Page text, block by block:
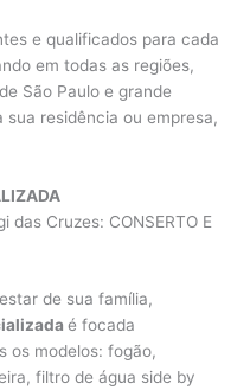
e qualificados para cada
em todas as regiões,
São Paulo e grande
sua residência ou empresa,
das Cruzes: CONSERTO E
de sua família,
é focada
os modelos: fogão,
filtro de água side by